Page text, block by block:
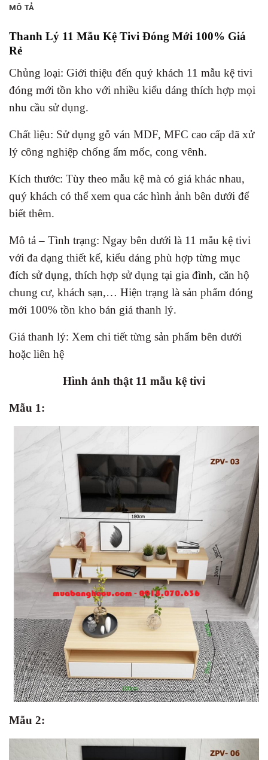
MÔ TẢ
Thanh Lý 11 Mẫu Kệ Tivi Đóng Mới 100% Giá
Rẻ
Chủng loại: Giới thiệu đến quý khách 11 mẫu kệ tivi
đóng mới tồn kho với nhiều kiểu dáng thích hợp mọi
nhu cầu sử dụng.
Chất liệu: Sử dụng gỗ ván MDF, MFC cao cấp đã xử
lý công nghiệp chống ẩm mốc, cong vênh.
Kích thước: Tùy theo mẫu kệ mà có giá khác nhau,
quý khách có thể xem qua các hình ảnh bên dưới để
biết thêm.
Mô tả – Tình trạng: Ngay bên dưới là 11 mẫu kệ tivi
với đa dạng thiết kế, kiểu dáng phù hợp từng mục
đích sử dụng, thích hợp sử dụng tại gia đình, căn hộ
chung cư, khách sạn,… Hiện trạng là sản phẩm đóng
mới 100% tồn kho bán giá thanh lý.
Giá thanh lý: Xem chi tiết từng sản phẩm bên dưới
hoặc liên hệ
Hình ảnh thật 11 mẫu kệ tivi
Mẫu 1:
Mẫu 2: